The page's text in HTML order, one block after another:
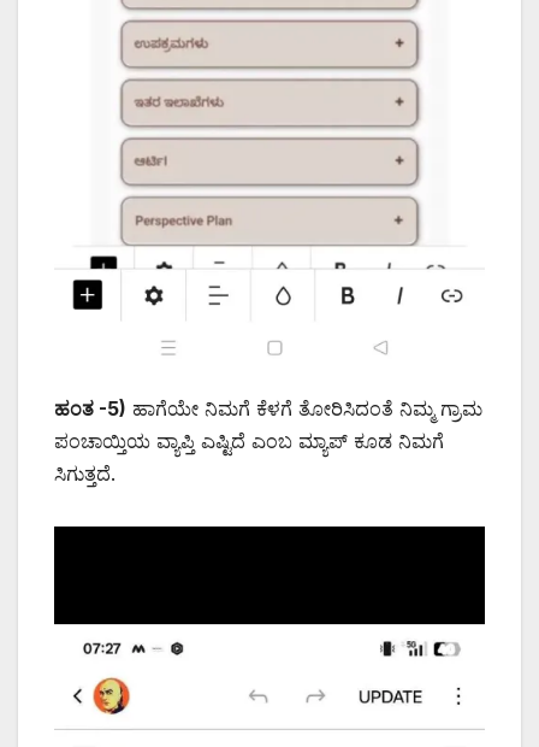
ಹಂತ -5) ಹಾಗೆಯೇ ನಿಮಗೆ ಕೆಳಗೆ ತೋರಿಸಿದಂತೆ ನಿಮ್ಮ ಗ್ರಾಮ
ಪಂಚಾಯ್ತಿಯ ವ್ಯಾಪ್ತಿ ಎಷ್ಟಿದೆ ಎಂಬ ಮ್ಯಾಪ್ ಕೂಡ ನಿಮಗೆ
ಸಿಗುತ್ತದೆ.